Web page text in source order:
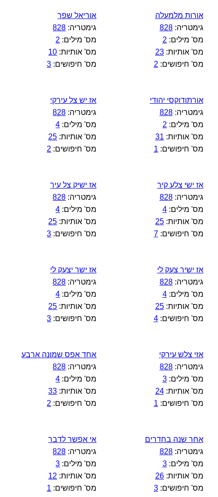
אורות מלמעלה
גימטריה:828
מס' מילים: 2
מס' אותיות:23
מס' חיפושים: 2
אוריאל שפר
גימטריה: 828
מס' מילים: 2
מס' אותיות: 10
מס' חיפושים: 3
אורתודוקסי יהודי
גימטריה:828
מס' מילים: 2
מס' אותיות: 31
מס' חיפושים: 1
אז יש צל עירקי
גימטריה: 828
מס' מילים: 4
מס' אותיות: 25
מס' חיפושים: 2
אז ישי צלע קיר
גימטריה:828
מס' מילים:4
מס' אותיות:25
מס' חיפושים:7
אז ישיק צל עיר
גימטריה: 828
מס' מילים: 4
מס' אותיות: 25
מס' חיפושים: 3
אז ישיר צעק לי
גימטריה:828
מס' מילים:4
מס' אותיות:25
מס' חיפושים:4
אז ישר יצעק לי
גימטריה: 828
מס' מילים: 4
מס' אותיות: 25
מס' חיפושים: 3
אזי צלש עירקי
גימטריה:828
מס' מילים:3
מס' אותיות:24
מס' חיפושים: 1
אחד אפס שמונה ארבע
גימטריה: 828
מס' מילים: 4
מס' אותיות: 33
מס' חיפושים: 2
אחר שנה בחדרים
גימטריה:828
מס' מילים:3
מס' אותיות:26
מס' חיפושים:3
אי אפשר לדבר
גימטריה: 828
מס' מילים: 3
מס' אותיות: 12
מס' חיפושים: 1